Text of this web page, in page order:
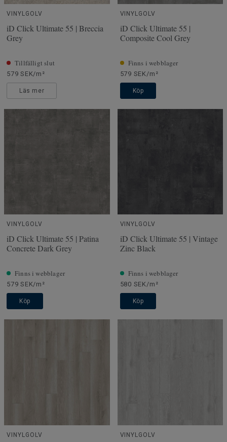
VINYLGOLV
iD Click Ultimate 55 | Breccia
Grey
Tillfälligt slut
579 SEK/m²
Läs mer
VINYLGOLV
iD Click Ultimate 55 |
Composite Cool Grey
Finns i webblager
579 SEK/m²
Köp
VINYLGOLV
iD Click Ultimate 55 | Patina
Concrete Dark Grey
Finns i webblager
579 SEK/m²
Köp
VINYLGOLV
iD Click Ultimate 55 | Vintage
Zinc Black
Finns i webblager
580 SEK/m²
Köp
VINYLGOLV VINYLGOLV